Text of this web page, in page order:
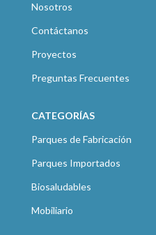
Nosotros
Contáctanos
Proyectos
Preguntas Frecuentes
CATEGORÍAS
Parques de Fabricación
Parques Importados
Biosaludables
Mobiliario